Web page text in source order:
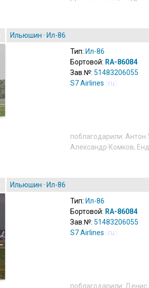
Ильюшин · Ил-86
Тип: Ил-86
Бортовой: RA-86084
Зав.№: 51483206055
S7 Airlines
ru
поблагодарили: Антон
Александр Комков,
Ильюшин · Ил-86
Тип: Ил-86
Бортовой: RA-86084
Зав.№: 51483206055
S7 Airlines
ru
поблагодарили: Денис